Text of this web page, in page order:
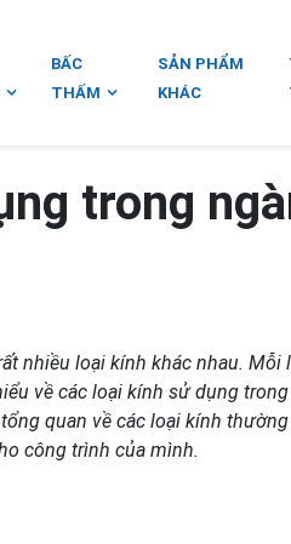
BẤC
THẤM
SẢN PHẨM
KHÁC
trong
nhiều loại kính khác nhau. Mỗi
về các loại kính sử dụng
quan về các loại kính
công trình của mình.